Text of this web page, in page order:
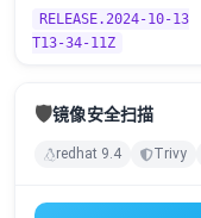
RELEASE.2024-10-13
T13-34-11Z
🛡️镜像安全扫描
redhat 9.4 Trivy